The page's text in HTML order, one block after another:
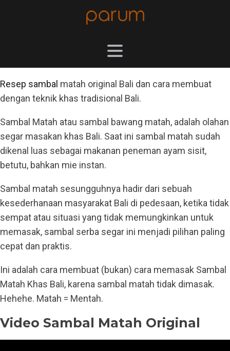
Resep sambal matah original Bali dan cara membuat
dengan teknik khas tradisional Bali.
Sambal Matah atau sambal bawang matah, adalah olahan
segar masakan khas Bali. Saat ini sambal matah sudah
dikenal luas sebagai makanan peneman ayam sisit,
betutu, bahkan mie instan.
Sambal matah sesungguhnya hadir dari sebuah
kesederhanaan masyarakat Bali di pedesaan, ketika tidak
sempat atau situasi yang tidak memungkinkan untuk
memasak, sambal serba segar ini menjadi pilihan paling
cepat dan praktis.
Ini adalah cara membuat (bukan) cara memasak Sambal
Matah Khas Bali, karena sambal matah tidak dimasak.
Hehehe. Matah = Mentah.
Video Sambal Matah Original